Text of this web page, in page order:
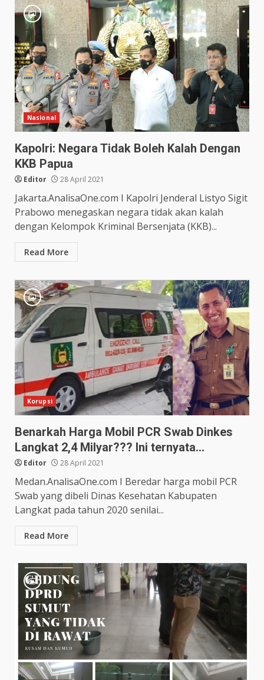
Nasional
Kapolri: Negara Tidak Boleh Kalah Dengan
KKB Papua
Editor 28 April 2021
Jakarta.AnalisaOne.com I Kapolri Jenderal Listyo Sigit
Prabowo menegaskan negara tidak akan kalah
dengan Kelompok Kriminal Bersenjata (KKB)...
Read More
Korupsi
Benarkah Harga Mobil PCR Swab Dinkes
Langkat 2,4 Milyar??? Ini ternyata…
Editor 28 April 2021
Medan.AnalisaOne.com I Beredar harga mobil PCR
Swab yang dibeli Dinas Kesehatan Kabupaten
Langkat pada tahun 2020 senilai...
Read More